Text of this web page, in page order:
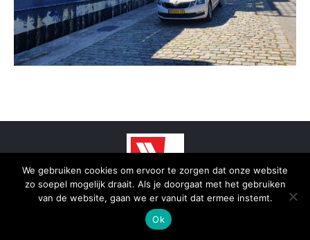
© 2025 - SmidTrans - Koerier Groningen
Bottom menu
We gebruiken cookies om ervoor te zorgen dat onze website
zo soepel mogelijk draait. Als je doorgaat met het gebruiken
van de website, gaan we er vanuit dat ermee instemt.
Ok